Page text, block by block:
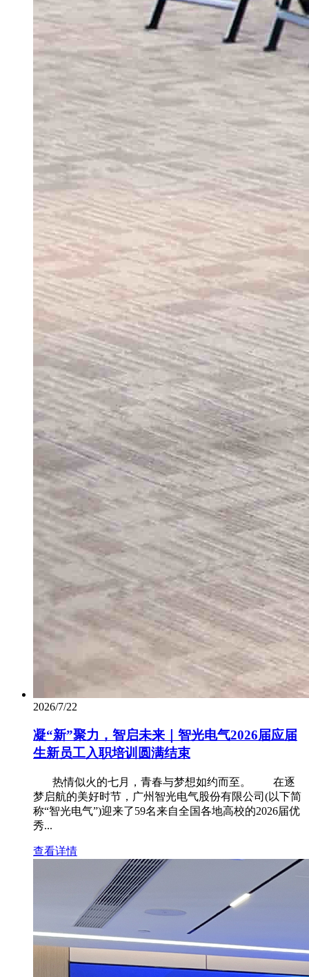
2026/7/22
凝“新”聚力，智启未来｜智光电气2026届应届
生新员工入职培训圆满结束
热情似火的七月，青春与梦想如约而至。 在逐
梦启航的美好时节，广州智光电气股份有限公司(以下简
称“智光电气”)迎来了59名来自全国各地高校的2026届优
秀...
查看详情